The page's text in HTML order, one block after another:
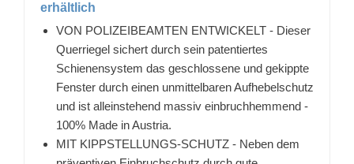
erhältlich
VON POLIZEIBEAMTEN ENTWICKELT - Dieser
Querriegel sichert durch sein patentiertes
Schienensystem das geschlossene und gekippte
Fenster durch einen unmittelbaren Aufhebelschutz
und ist alleinstehend massiv einbruchhemmend -
100% Made in Austria.
MIT KIPPSTELLUNGS-SCHUTZ - Neben dem